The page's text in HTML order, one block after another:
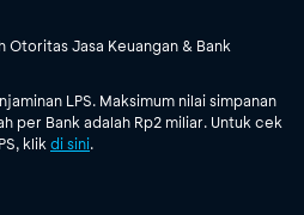
Otoritas Jasa Keuangan & Bank
LPS. Maksimum nilai simpanan
per Bank adalah Rp2 miliar. Untuk cek
klik di sini.